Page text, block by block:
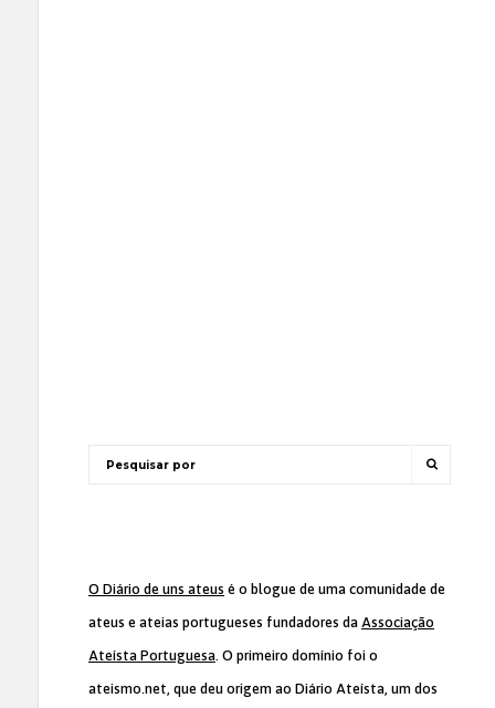
O Diário de uns ateus é o blogue de uma comunidade de
ateus e ateias portugueses fundadores da Associação
Ateísta Portuguesa. O primeiro domínio foi o
ateismo.net, que deu origem ao Diário Ateísta, um dos